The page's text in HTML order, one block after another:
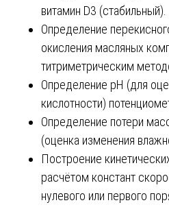
витамин D3 (стабильный).
Определение
окисления масляных
титриметрическим
Определение pH (для
кислотности)
Определение потери
(оценка изменения
Построение
расчётом констант
нулевого или первого